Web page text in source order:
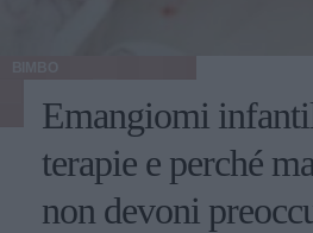
Emangiomi
terapie e perché
non devoni